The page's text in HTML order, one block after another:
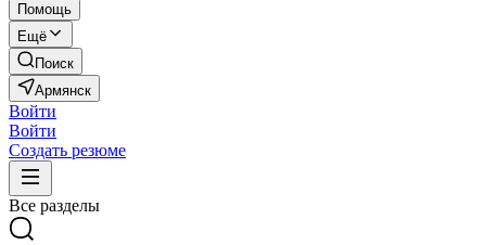
Помощь
Ещё
Поиск
Армянск
Войти
Войти
Создать резюме
Все разделы